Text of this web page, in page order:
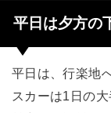
平日は夕方の
平日は、行楽地
スカーは1日の